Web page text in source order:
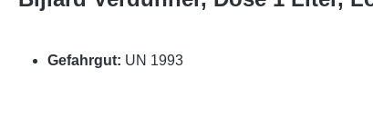
Gefahrgut: UN 1993